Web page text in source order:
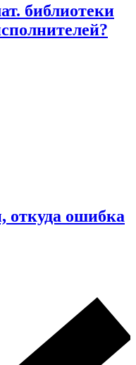
библиотеки
откуда ошибка